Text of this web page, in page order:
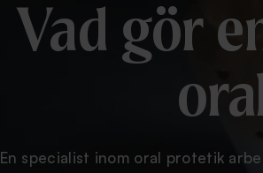
Vad gör
En specialist inom oral protetik